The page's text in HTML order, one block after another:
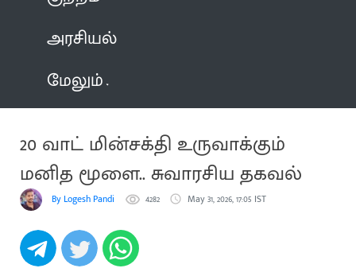
அரசியல்
மேலும்
20 வாட் மின்சக்தி உருவாக்கும்
மனித மூளை.. சுவாரசிய தகவல்
By Logesh Pandi 4282 May 31, 2026, 17:05 IST